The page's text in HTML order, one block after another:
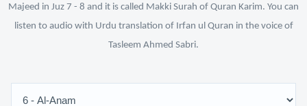
Majeed in Juz 7 - 8 and it is called Makki Surah of Quran Karim. You can
listen to audio with Urdu translation of Irfan ul Quran in the voice of
Tasleem Ahmed Sabri.